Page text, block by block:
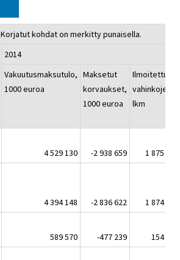
Korjatut kohdat on merkitty punaisella.
2014
Vakuutusmaksutulo,
1000 euroa
Maksetut
korvaukset,
1000 euroa
Ilmoitettujen
vahinkojen
lkm
4 529 130 -2 938 659
1 875 436
4 394 148 -2 836 622
1 874 647
589 570 -477 239
154 354